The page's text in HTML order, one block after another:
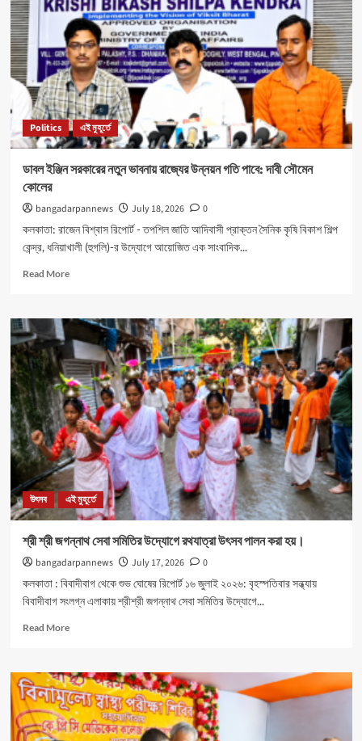
৩৩তম
প্রতিষ্ঠাবার্ষিকী
উদযাপন।
Politics এই মুহূর্তে
ডাবল ইঞ্জিন সরকারের নতুন ভাবনায় রাজ্যের উন্নয়ন গতি পাবে: দাবী সৌমেন
কোলের
bangadarpannews July 18, 2026
0
কলকাতা: রাজেন বিশ্বাস রিপোর্ট - তপশিল জাতি আদিবাসী প্রাক্তন সৈনিক কৃষি বিকাশ শিল্প
কেন্দ্র, ধনিয়াখালী (হুগলি)-র উদ্যোগে আয়োজিত এক সাংবাদিক...
Read MoreRead
ডাবল
সরকারের
নতুন
ভাবনায়
রাজ্যের
উন্নয়ন
গতি
পাবে:
দাবী
সৌমেন
কোলের
উৎসব এই মুহূর্তে
শ্রী শ্রী জগন্নাথ সেবা সমিতির উদ্যোগে রথযাত্রা উৎসব পালন করা হয়।
bangadarpannews July 17, 2026
0
কলকাতা : বিবাদীবাগ থেকে শুভ ঘোষের রিপোর্ট ১৬ জুলাই ২০২৬: বৃহস্পতিবার সন্ধ্যায়
বিবাদীবাগ সংলগ্ন এলাকায় শ্রীশ্রী জগন্নাথ সেবা সমিতির উদ্যোগে...
Read MoreRead
শ্রী
শ্রী
জগন্নাথ
সেবা
সমিতির